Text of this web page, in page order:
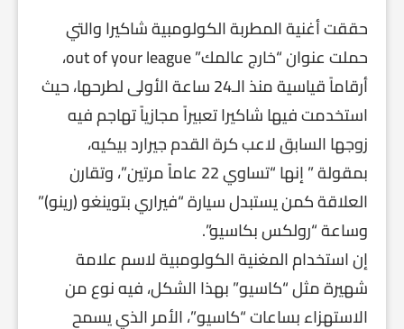
حققت أغنية المطربة الكولومبية شاكيرا والتي
حملت عنوان “خارج عالمك” out of your league،
أرقاماً قياسية منذ الـ24 ساعة الأولى لطرحها، حيث
استخدمت فيها شاكيرا تعبيراً مجازياً تهاجم فيه
زوجها السابق لاعب كرة القدم جيرارد بيكيه،
بمقولة ” إنها “تساوي 22 عاماً مرتين”، وتقارن
العلاقة كمن يستبدل سيارة “فيراري بتوينغو (رينو)”
وساعة “رولكس بكاسيو”.
إن استخدام المغنية الكولومبية لاسم علامة
شهيرة مثل “كاسيو” بهذا الشكل، فيه نوع من
الاستهزاء بساعات “كاسيو”، الأمر الذي يسمح